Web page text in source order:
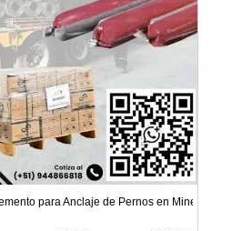
para Anclaje de Pernos en Minería